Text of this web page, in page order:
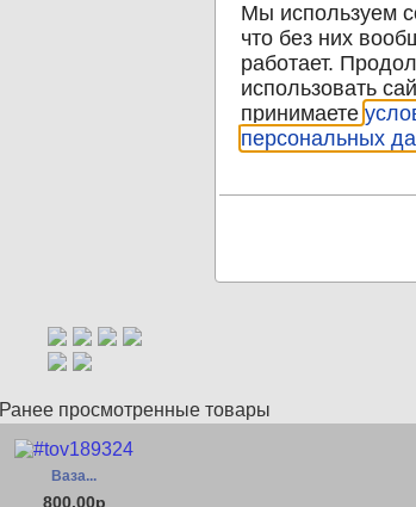
Вес
934.00
Диаметр
160.00
В наличии 1
Описание Ваза
Ранее просмотренные товары
Ваза...
800.00р
Мы используем
что без них
работает.
использовать
принимаете
персональных